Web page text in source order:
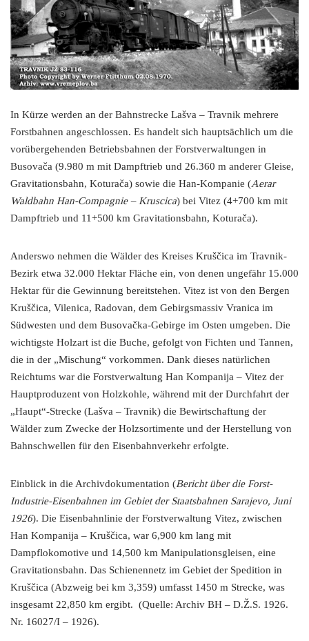
In Kürze werden an der Bahnstrecke Lašva – Travnik mehrere
Forstbahnen angeschlossen. Es handelt sich hauptsächlich um die
vorübergehenden Betriebsbahnen der Forstverwaltungen in
Busovača (9.980 m mit Dampftrieb und 26.360 m anderer Gleise,
Gravitationsbahn, Koturača) sowie die Han-Kompanie (Aerar
Waldbahn Han-Compagnie – Kruscica) bei Vitez (4+700 km mit
Dampftrieb und 11+500 km Gravitationsbahn, Koturača).
Anderswo nehmen die Wälder des Kreises Kruščica im Travnik-
Bezirk etwa 32.000 Hektar Fläche ein, von denen ungefähr 15.000
Hektar für die Gewinnung bereitstehen. Vitez ist von den Bergen
Kruščica, Vilenica, Radovan, dem Gebirgsmassiv Vranica im
Südwesten und dem Busovačka-Gebirge im Osten umgeben. Die
wichtigste Holzart ist die Buche, gefolgt von Fichten und Tannen,
die in der „Mischung“ vorkommen. Dank dieses natürlichen
Reichtums war die Forstverwaltung Han Kompanija – Vitez der
Hauptproduzent von Holzkohle, während mit der Durchfahrt der
„Haupt“-Strecke (Lašva – Travnik) die Bewirtschaftung der
Wälder zum Zwecke der Holzsortimente und der Herstellung von
Bahnschwellen für den Eisenbahnverkehr erfolgte.
Einblick in die Archivdokumentation (Bericht über die Forst-
Industrie-Eisenbahnen im Gebiet der Staatsbahnen Sarajevo, Juni
1926). Die Eisenbahnlinie der Forstverwaltung Vitez, zwischen
Han Kompanija – Kruščica, war 6,900 km lang mit
Dampflokomotive und 14,500 km Manipulationsgleisen, eine
Gravitationsbahn. Das Schienennetz im Gebiet der Spedition in
Kruščica (Abzweig bei km 3,359) umfasst 1450 m Strecke, was
insgesamt 22,850 km ergibt. (Quelle: Archiv BH – D.Ž.S. 1926.
Nr. 16027/I – 1926).